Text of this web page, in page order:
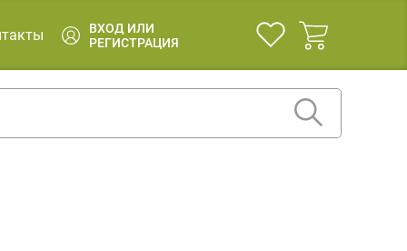
ВХОД ИЛИ
РЕГИСТРАЦИЯ